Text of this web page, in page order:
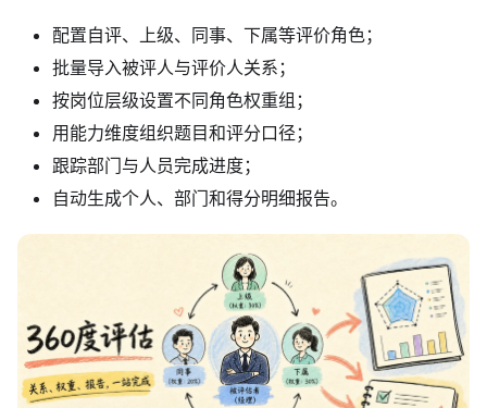
配置自评、上级、同事、下属等评价角色；
批量导入被评人与评价人关系；
按岗位层级设置不同角色权重组；
用能力维度组织题目和评分口径；
跟踪部门与人员完成进度；
自动生成个人、部门和得分明细报告。